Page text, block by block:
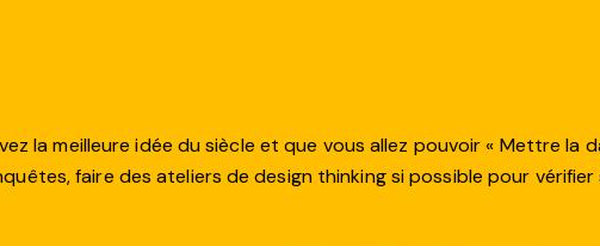
la meilleure idée du siècle et que vous allez pouvoir « Mettre la
faire des ateliers de design thinking si possible pour